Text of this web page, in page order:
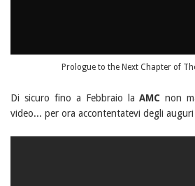
Prologue to the Next Chapter of
Di sicuro fino a Febbraio laAMC non
video... per ora accontentatevi degli auguri